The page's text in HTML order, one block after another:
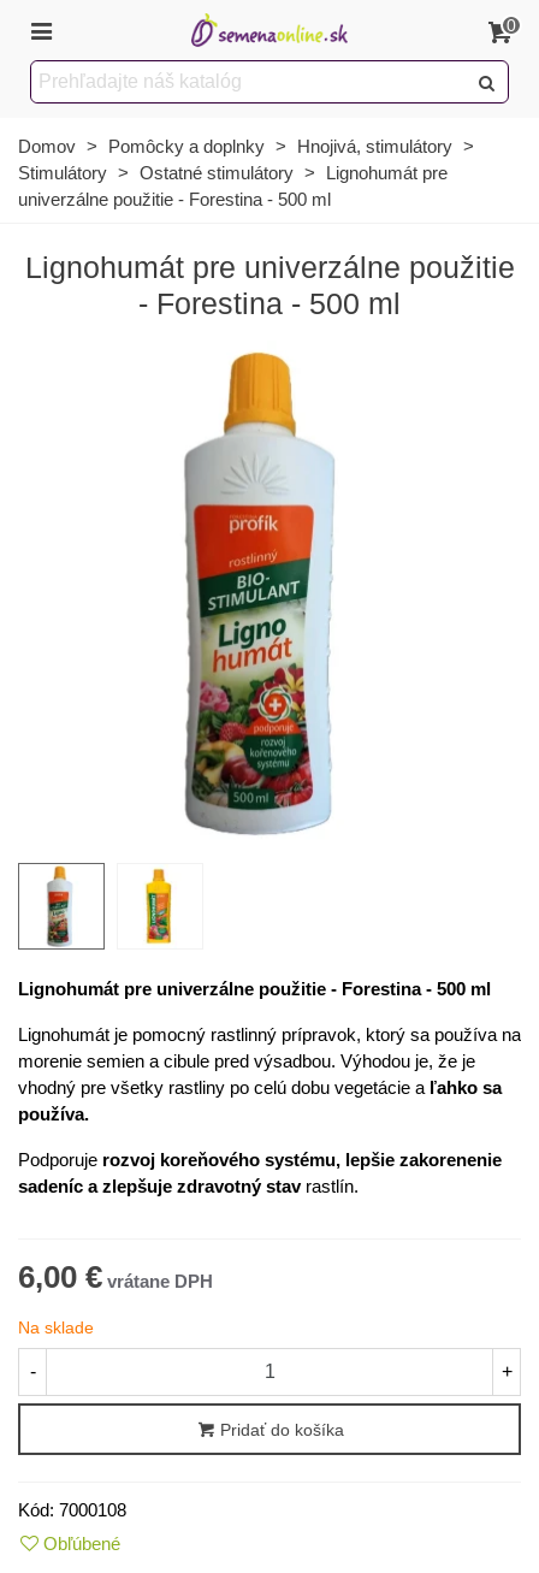
0
Domov > Pomôcky a doplnky > Hnojivá, stimulátory >
Stimulátory > Ostatné stimulátory >
Lignohumát pre
univerzálne použitie - Forestina - 500 ml
Lignohumát pre univerzálne použitie
- Forestina - 500 ml
Lignohumát pre univerzálne použitie - Forestina - 500 ml
Lignohumát je pomocný rastlinný prípravok, ktorý sa používa na
morenie semien a cibule pred výsadbou. Výhodou je, že je
vhodný pre všetky rastliny po celú dobu vegetácie a ľahko sa
používa.
Podporuje rozvoj koreňového systému, lepšie zakorenenie
sadeníc a zlepšuje zdravotný stavrastlín.
6,00 €
Na sklade
- +
Pridať do košíka
Kód: 7000108
Obľúbené